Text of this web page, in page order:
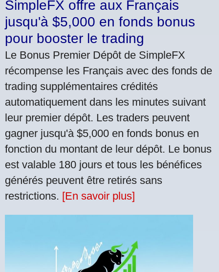
SimpleFX offre aux Français
jusqu'à $5,000 en fonds bonus
pour booster le trading
Le Bonus Premier Dépôt de SimpleFX
récompense les Français avec des fonds de
trading supplémentaires crédités
automatiquement dans les minutes suivant
leur premier dépôt. Les traders peuvent
gagner jusqu'à $5,000 en fonds bonus en
fonction du montant de leur dépôt. Le bonus
est valable 180 jours et tous les bénéfices
générés peuvent être retirés sans
restrictions. [En savoir plus]